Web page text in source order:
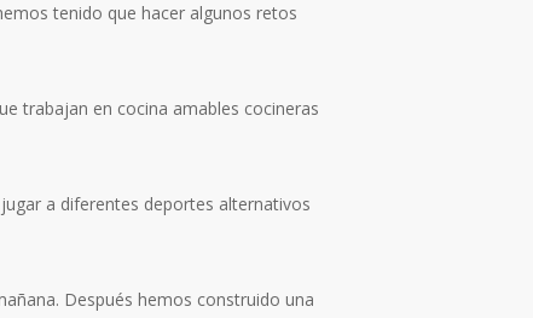
tenido que hacer algunos retos
trabajan en cocina amables cocineras
a diferentes deportes alternativos
Después hemos construido una